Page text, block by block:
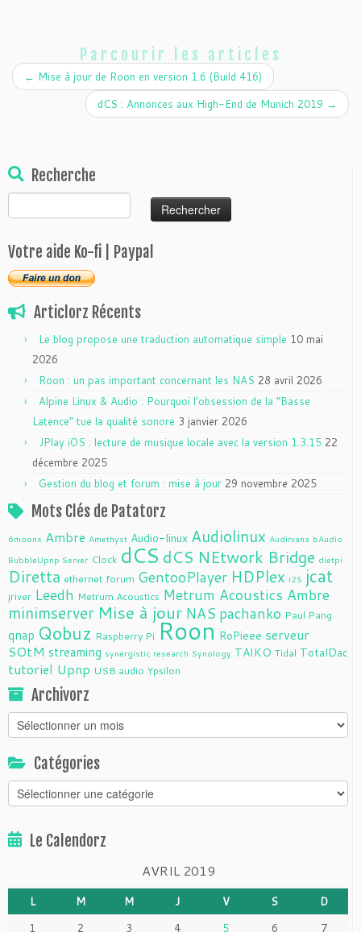
Parcourir les articles
← Mise à jour de Roon en version 1.6 (Build 416)
dCS : Annonces aux High-End de Munich 2019 →
Recherche
Rechercher :
Votre aide Ko-fi | Paypal
Articlorz Récents
Le blog propose une traduction automatique simple 10 mai
2026
Roon : un pas important concernant les NAS 28 avril 2026
Alpine Linux & Audio : Pourquoi l’obsession de la “Basse
Latence” tue la qualité sonore 3 janvier 2026
JPlay iOS : lecture de musique locale avec la version 1.3.15 22
décembre 2025
Gestion du blog et forum : mise à jour 29 novembre 2025
Mots Clés de Patatorz
6moons Ambre Amethyst Audio-linux Audiolinux Audirvana bAudio
BubbleUpnp Server Clock dCS dCS NEtwork Bridge dietpi
Diretta ethernet forum GentooPlayer HDPlex i2S jcat
jriver Leedh Metrum Acoustics Metrum Acoustics Ambre
minimserver Mise à jour NAS pachanko Paul Pang
qnap Qobuz Raspberry Pi Roon RoPieee serveur
SOtM streaming synergistic research Synology TAIKO Tidal TotalDac
tutoriel Upnp USB audio Ypsilon
Archivorz
Archivorz
Catégories
Catégories
Le Calendorz
AVRIL 2019
L M M J V S
D
1
2 3 4 5 6 7